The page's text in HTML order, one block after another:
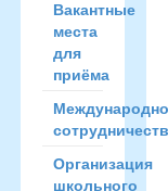
Вакантные
места
для
приёма
Организация
школьного